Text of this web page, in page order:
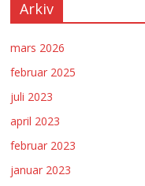
Arkiv
mars 2026
februar 2025
juli 2023
april 2023
februar 2023
januar 2023